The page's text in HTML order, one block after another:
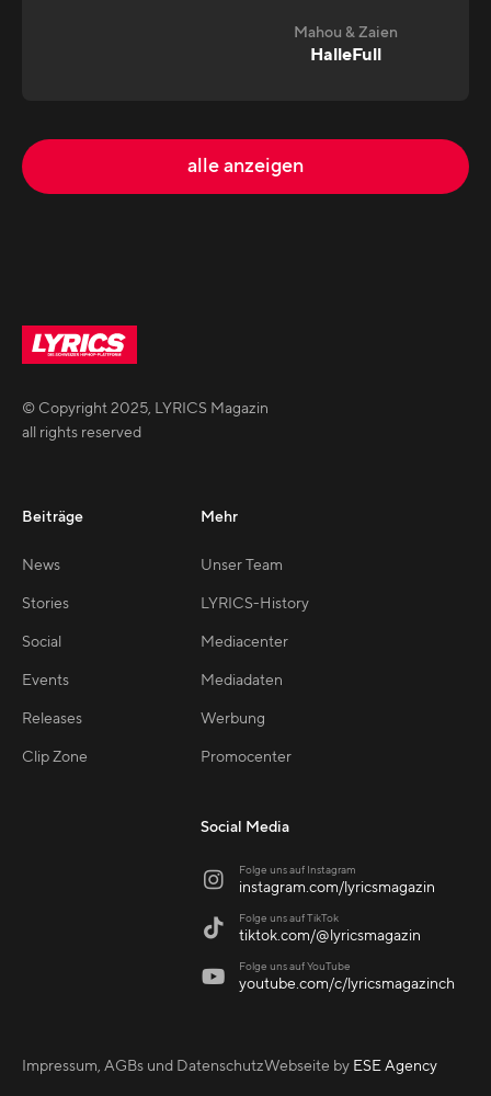
Mahou & Zaien
HalleFull
alle anzeigen
© Copyright2025, LYRICS Magazin
all rights reserved
Beiträge
News
Stories
Social
Events
Releases
Clip Zone
Mehr
Unser Team
LYRICS-History
Mediacenter
Mediadaten
Werbung
Promocenter
Social Media
 Folge uns auf Instagram
instagram.com/lyricsmagazin
 Folge uns auf TikTok
tiktok.com/@lyricsmagazin
 Folge uns auf YouTube
youtube.com/c/lyricsmagazinch
Impressum, AGBs und DatenschutzWebseite by ESE Agency